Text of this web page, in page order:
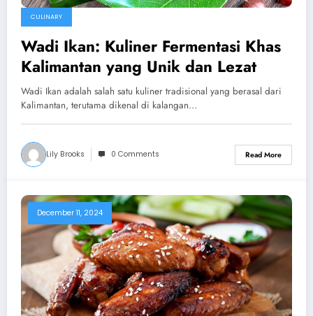
CULINARY
Wadi Ikan: Kuliner Fermentasi Khas
Kalimantan yang Unik dan Lezat
Wadi Ikan adalah salah satu kuliner tradisional yang berasal dari
Kalimantan, terutama dikenal di kalangan…
Lily Brooks 0 Comments Read More
December 11, 2024